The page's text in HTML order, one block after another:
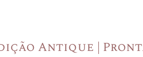
Antique |